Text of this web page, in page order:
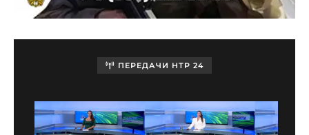
ПЕРЕДАЧИ НТР 24